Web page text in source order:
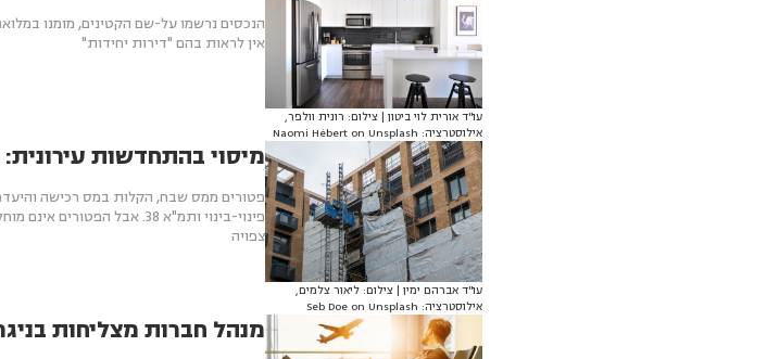
עו"ד אורית לוי ביטון | צילום: רונית וולפר,
אילוסטרציה: Naomi Hébert on Unsplash
הנכסים נרשמו על-שם הקטינים, מומנו
אין לראות בהם "דירות יחידות"
עו"ד אברהם ימין | צילום: ליאור צלמים,
אילוסטרציה: Seb Doe on Unsplash
מיסוי בהתחדשות
פטורים ממס שבח, הקלות במס רכישה
פינוי-בינוי ותמ"א 38. אבל
צפויה
מנהל חברות מצליחות